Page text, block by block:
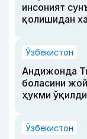
инсоният
қолишидан
Ўзбекистон
Андижонда
боласини
ҳукми ўқилди
Ўзбекистон